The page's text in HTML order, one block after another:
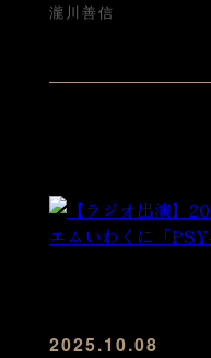
瀧川善信
2025.10.08